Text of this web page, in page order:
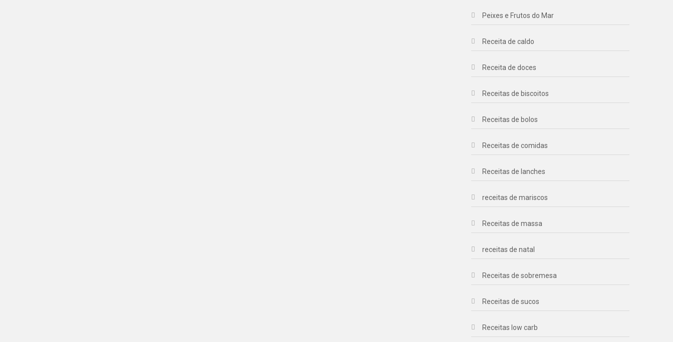
Peixes e Frutos do Mar
Receita de caldo
Receita de doces
Receitas de biscoitos
Receitas de bolos
Receitas de comidas
Receitas de lanches
receitas de mariscos
Receitas de massa
receitas de natal
Receitas de sobremesa
Receitas de sucos
Receitas low carb